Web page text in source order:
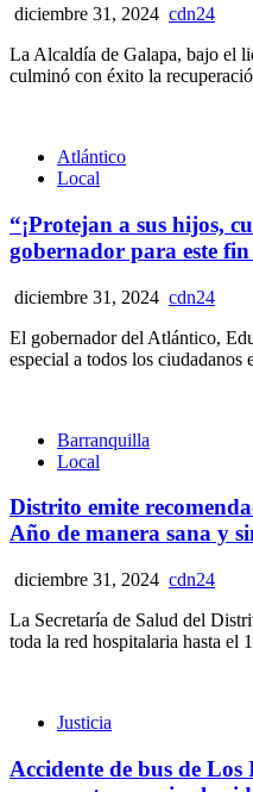
diciembre 31, 2024 cdn24
La Alcaldía de Galapa, bajo el
culminó con éxito la
Atlántico
Local
“¡Protejan a sus hijos,
gobernador para este
diciembre 31, 2024 cdn24
El gobernador del Atlántico,
especial a todos los ciudadanos
Barranquilla
Local
Distrito emite
Año de manera sana y
diciembre 31, 2024 cdn24
La Secretaría de Salud del
toda la red hospitalaria hasta el
Justicia
Accidente de bus de